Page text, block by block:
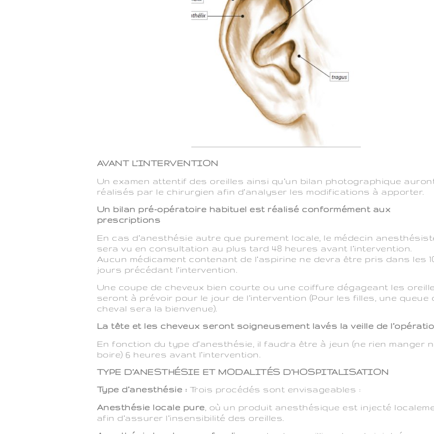
AVANT L’INTERVENTION
Un examen attentif des oreilles ainsi qu’un bilan photographique
réalisés par le chirurgien afin d’analyser les modifications à apporter.
Un bilan pré-opératoire habituel est réalisé conformément aux
prescriptions
En cas d’anesthésie autre que purement locale, le médecin
sera vu en consultation au plus tard 48 heures avant l’intervention.
Aucun médicament contenant de l’aspirine ne devra être pris dans les
jours précédant l’intervention.
Une coupe de cheveux bien courte ou une coiffure dégageant les
seront à prévoir pour le jour de l’intervention (Pour les filles, une queue
cheval sera la bienvenue).
La tête et les cheveux seront soigneusement lavés la veille de
En fonction du type d’anesthésie, il faudra être à jeun (ne rien manger
boire) 6 heures avant l’intervention.
TYPE D’ANESTHÉSIE ET MODALITÉS D’HOSPITALISATION
Type d’anesthésie : Trois procédés sont envisageables :
Anesthésie locale pure , où un produit anesthésique est injecté
afin d’assurer l’insensibilité des oreilles.